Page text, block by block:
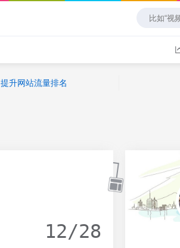
提升网站流量排名
12/28